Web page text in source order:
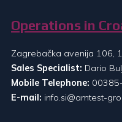
Operations in
Zagrebačka avenija 106,
Sales Specialist: Dario
Mobile Telephone:
E-mail: info.si@amtest-